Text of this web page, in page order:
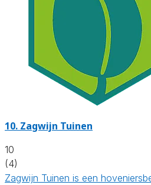
10. Zagwijn Tuinen
10
(4)
Zagwijn Tuinen is een